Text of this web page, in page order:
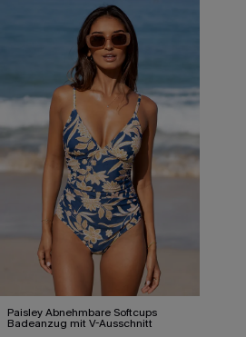
Paisley Abnehmbare Softcups
Badeanzug mit V-Ausschnitt